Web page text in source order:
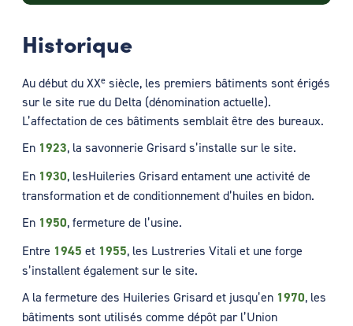
Historique
Au début du XXe siècle, les premiers bâtiments sont érigés
sur le site rue du Delta (dénomination actuelle).
L’affectation de ces bâtiments semblait être des bureaux.
En 1923, la savonnerie Grisard s’installe sur le site.
En 1930, lesHuileries Grisard entament une activité de
transformation et de conditionnement d’huiles en bidon.
En 1950, fermeture de l’usine.
Entre 1945 et 1955, les Lustreries Vitali et une forge
s’installent également sur le site.
A la fermeture des Huileries Grisard et jusqu’en 1970, les
bâtiments sont utilisés comme dépôt par l’Union